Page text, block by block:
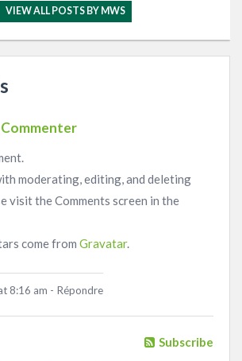
VIEW ALL POSTS BY MWS
moderating, editing, and deleting
visit the Comments screen in the
come from Gravatar.
8:16 am - Répondre
Subscribe